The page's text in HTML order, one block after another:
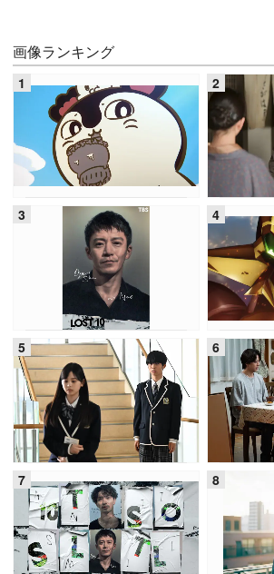
画像ランキング